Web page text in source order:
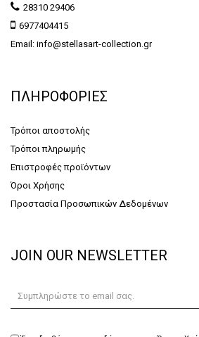
28310 29406
6977404415
Email: info@stellasart-collection.gr
ΠΛΗΡΟΦΟΡΙΕΣ
Τρόποι αποστολής
Τρόποι πληρωμής
Επιστροφές προϊόντων
Όροι Χρήσης
Προστασία Προσωπικών Δεδομένων
JOIN OUR NEWSLETTER